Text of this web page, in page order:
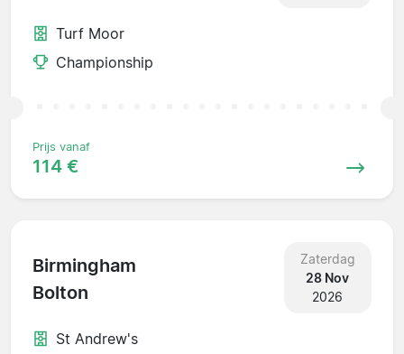
Turf Moor
Championship
Prijs vanaf
114 €
Birmingham
Bolton
Zaterdag
28 Nov
2026
St Andrew's